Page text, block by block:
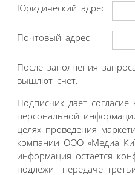
Юридический адрес
Почтовый адрес
После заполнения
вышлют счет.
Подписчик дает согласие
персональной
целях проведения
компании ООО «Медиа
информация остается
подлежит передаче